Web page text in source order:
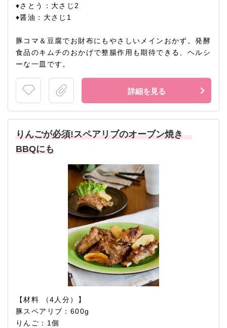
♦さとう：大さじ2
♦醤油：大さじ1
豚コマ＆豆腐でお財布にもやさしいメインおかず。発酵
食品のキムチのおかげで整腸作用も期待できる、ヘルシ
ーな一皿です。
詳細を見る
りんごが必須!スペアリブのオーブン焼き
BBQにも
【材料 （4人分）】
豚スペアリブ：600g
りんご：1個